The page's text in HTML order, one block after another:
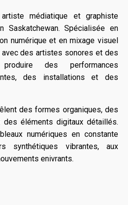
médiatique et graphiste
Saskatchewan. Spécialisée en
numérique et en mixage visuel
des artistes sonores et des
produire des performances
des installations et des
des formes organiques, des
éléments digitaux détaillés.
numériques en constante
synthétiques vibrantes, aux
enivrants.